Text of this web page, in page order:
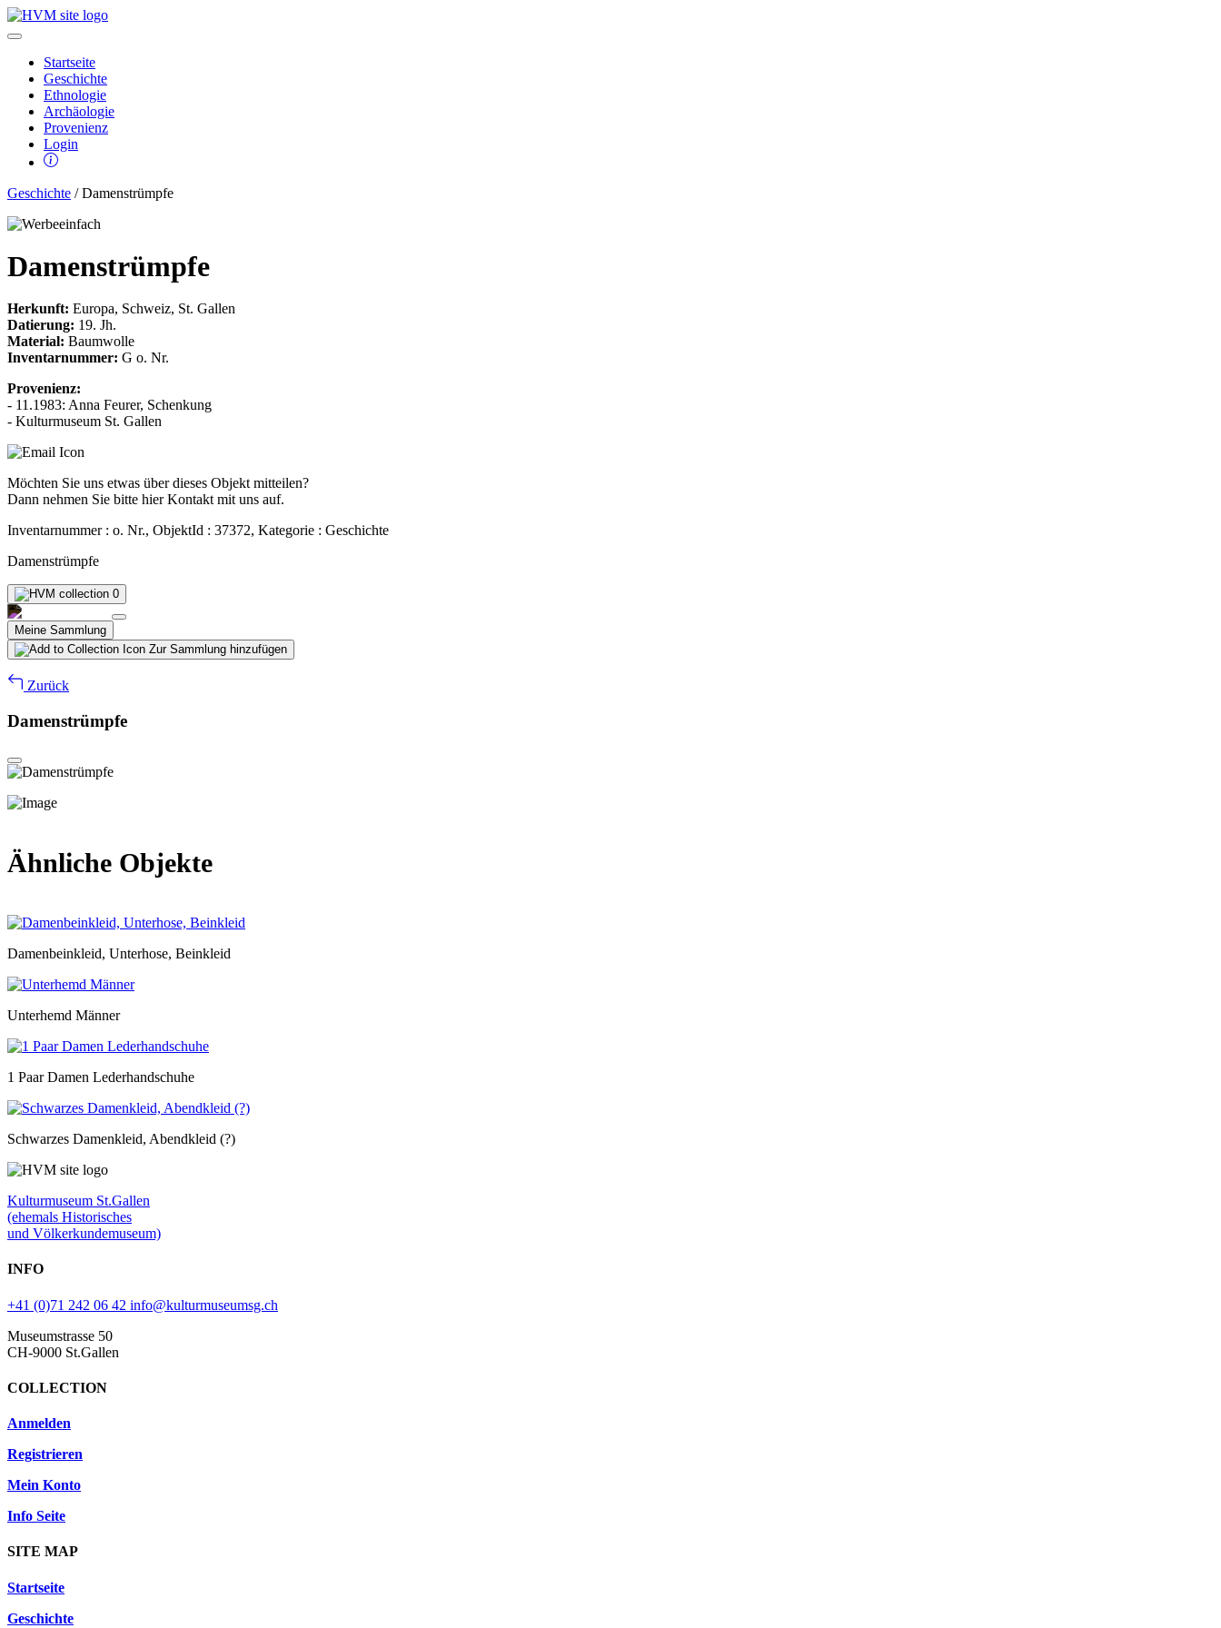
Startseite
Geschichte
Ethnologie
Archäologie
Provenienz
Login
Geschichte / Damenstrümpfe
Damenstrümpfe
Herkunft: Europa, Schweiz, St. Gallen
Datierung: 19. Jh.
Material: Baumwolle
Inventarnummer: G o. Nr.
Provenienz:
- 11.1983: Anna Feurer, Schenkung
- Kulturmuseum St. Gallen
Möchten Sie uns etwas über dieses Objekt mitteilen?
Dann nehmen Sie bitte hier Kontakt mit uns auf.
Inventarnummer : o. Nr., ObjektId : 37372, Kategorie : Geschichte
Damenstrümpfe
0
Meine Sammlung
Zur Sammlung hinzufügen
Zurück
Damenstrümpfe
Ähnliche Objekte
Damenbeinkleid, Unterhose, Beinkleid
Unterhemd Männer
1 Paar Damen Lederhandschuhe
Schwarzes Damenkleid, Abendkleid (?)
Kulturmuseum St.Gallen
(ehemals Historisches
und Völkerkundemuseum)
INFO
+41 (0)71 242 06 42 info@kulturmuseumsg.ch
Museumstrasse 50
CH-9000 St.Gallen
COLLECTION
Anmelden
Registrieren
Mein Konto
Info Seite
SITE MAP
Startseite
Geschichte